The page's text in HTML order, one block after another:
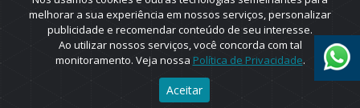
2025 © Copyright. ADRUS. Todos os direitos reservados. Designed by
AGT Online.
melhorar a sua experiência em nossos serviços, personalizar
publicidade e recomendar conteúdo de seu interesse.
Ao utilizar nossos serviços, você concorda com tal
monitoramento. Veja nossa Política de Privacidade.
Aceitar